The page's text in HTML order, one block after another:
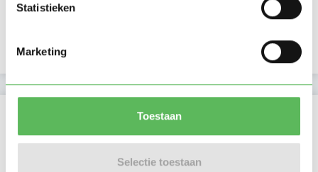
Statistieken
Marketing
Toestaan
Selectie toestaan
Lid sinds 01-02-2026
Profiel bijgewerkt 01-02-2026
E-mailadres is geverifieerd